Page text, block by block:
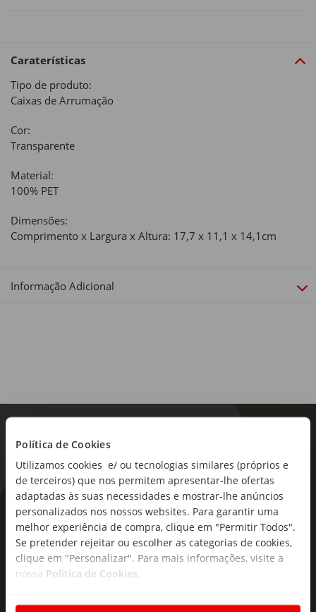
Política de Cookies
Utilizamos cookies e/ ou tecnologias similares (próprios e
de terceiros) que nos permitem apresentar-lhe ofertas
adaptadas às suas necessidades e mostrar-lhe anúncios
personalizados nos nossos websites. Para garantir uma
melhor experiência de compra, clique em "Permitir Todos".
Se pretender rejeitar ou escolher as categorias de cookies,
clique em "Personalizar". Para mais informações, visite a
nossa Política de Cookies.
Caraterísticas
Tipo de produto:
Caixas de Arrumação
Cor:
Transparente
Material:
100% PET
Dimensões:
Comprimento x Largura x Altura: 17,7 x 11,1 x 14,1cm
Informação Adicional
As novidades mais frescas no
seu e-mail!
Subscreva e descubra campanhas exclusivas,
ofertas e novidades para si.
Insira o seu e-